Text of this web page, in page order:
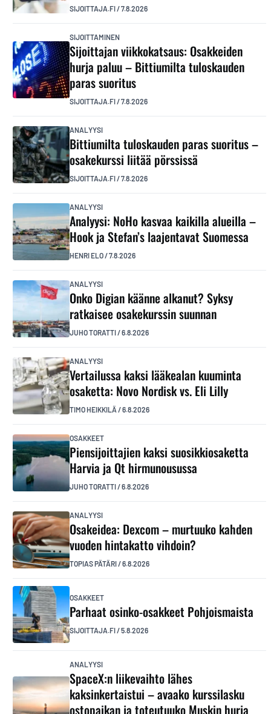
SIJOITTAJA.FI/7.8.2026
SIJOITTAMINEN
Sijoittajan viikkokatsaus: Osakkeiden
hurja paluu – Bittiumilta tuloskauden
paras suoritus
SIJOITTAJA.FI/7.8.2026
ANALYYSI
Bittiumilta tuloskauden paras suoritus –
osakekurssi liitää pörssissä
SIJOITTAJA.FI/7.8.2026
ANALYYSI
Analyysi: NoHo kasvaa kaikilla alueilla –
Hook ja Stefan’s laajentavat Suomessa
HENRI ELO/7.8.2026
ANALYYSI
Onko Digian käänne alkanut? Syksy
ratkaisee osakekurssin suunnan
JUHO TORATTI/6.8.2026
ANALYYSI
Vertailussa kaksi lääkealan kuuminta
osaketta: Novo Nordisk vs. Eli Lilly
TIMO HEIKKILÄ /6.8.2026
OSAKKEET
Piensijoittajien kaksi suosikkiosaketta
Harvia ja Qt hirmunousussa
JUHO TORATTI/6.8.2026
ANALYYSI
Osakeidea: Dexcom – murtuuko kahden
vuoden hintakatto vihdoin?
TOPIAS PÄTÄRI/6.8.2026
OSAKKEET
Parhaat osinko-osakkeet Pohjoismaista
SIJOITTAJA.FI/5.8.2026
ANALYYSI
SpaceX:n liikevaihto lähes
kaksinkertaistui – avaako kurssilasku
ostopaikan ja toteutuuko Muskin hurja